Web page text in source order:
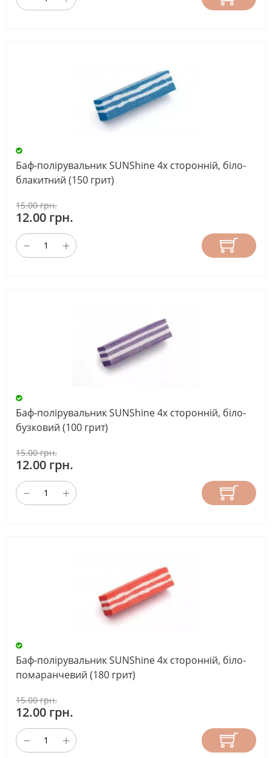
Баф-полірувальник SUNShine 4х сторонній, біло-
блакитний (150 грит)
15.00 грн.
12.00 грн.
Баф-полірувальник SUNShine 4х сторонній, біло-
бузковий (100 грит)
15.00 грн.
12.00 грн.
Баф-полірувальник SUNShine 4х сторонній, біло-
помаранчевий (180 грит)
15.00 грн.
12.00 грн.